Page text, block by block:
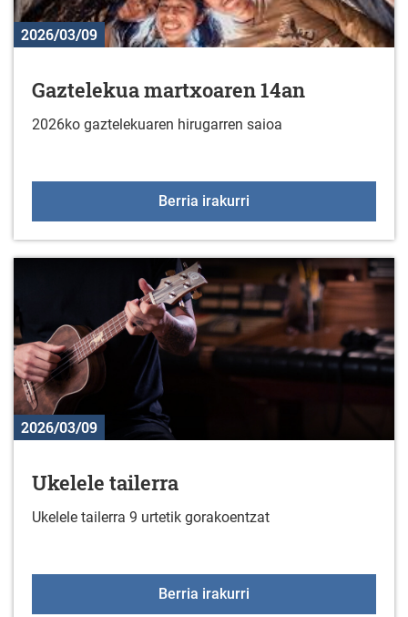
2026/03/09
Gaztelekua martxoaren 14an
2026ko gaztelekuaren hirugarren saioa
Berria irakurri
2026/03/09
Ukelele tailerra
Ukelele tailerra 9 urtetik gorakoentzat
Berria irakurri